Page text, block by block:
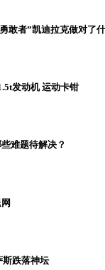
敢者”凯迪拉克做对了
发动机 运动卡钳
难题待解决？
斯跌落神坛